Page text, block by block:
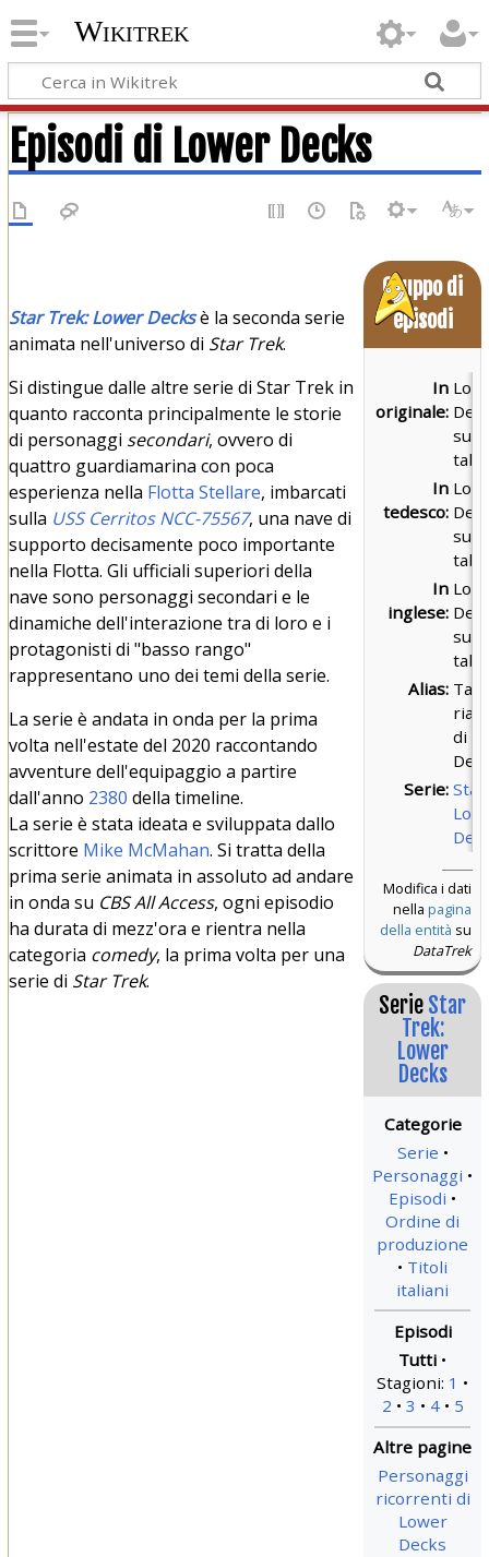
Wikitrek
Episodi di Lower Decks
Gruppo di
episodi
In
originale:
In
tedesco:
In
inglese:
Alias:
di
Serie:
Modifica i dati
nella pagina
della entità su
DataTrek
Serie Star
Trek:
Lower
Decks
Serie
Personaggi
Episodi
Ordine di
produzione
Titoli
italiani
Tutti
Stagioni: 1
2
3 4 5
Personaggi
ricorrenti di
Lower
Decks
Star Trek: Lower Decksè la seconda serie
animata nell'universo di Star Trek.
Si distingue dalle altre serie di Star Trek in
quanto racconta principalmente le storie
di personaggi secondari, ovvero di
quattro guardiamarina con poca
esperienza nella Flotta Stellare, imbarcati
sulla USS Cerritos NCC-75567, una nave di
supporto decisamente poco importante
nella Flotta. Gli ufficiali superiori della
nave sono personaggi secondari e le
dinamiche dell'interazione tra di loro e i
protagonisti di "basso rango"
rappresentano uno dei temi della serie.
La serie è andata in onda per la prima
volta nell'estate del 2020 raccontando
avventure dell'equipaggio a partire
dall'anno 2380 della timeline.
La serie è stata ideata e sviluppata dallo
scrittore Mike McMahan. Si tratta della
prima serie animata in assoluto ad andare
in onda su CBS All Access, ogni episodio
ha durata di mezz'ora e rientra nella
categoria comedy, la prima volta per una
serie di Star Trek.